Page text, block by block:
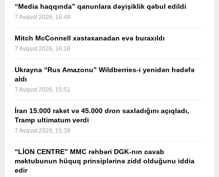
“Media haqqında” qanunlara dəyişiklik qəbul edildi
7 Avqust 2026, 16:49
Mitch McConnell xəstəxanadan evə buraxıldı
7 Avqust 2026, 16:18
Ukrayna “Rus Amazonu” Wildberries-i yenidən hədəfə
aldı
7 Avqust 2026, 15:51
İran 15.000 raket və 45.000 dron saxladığını açıqladı,
Tramp ultimatum verdi
7 Avqust 2026, 15:39
“LİON CENTRE” MMC rəhbəri DGK-nın cavab
məktubunun hüquq prinsiplərinə zidd olduğunu iddia
edir